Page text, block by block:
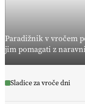
Paradižnik v vročem
jim pomagati z
Sladice za vroče dni